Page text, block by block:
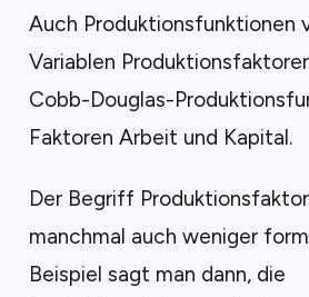
Auch Produktionsfunktionen
Variablen
Cobb-Douglas-
Faktoren Arbeit und Kapital.
Der Begriff
manchmal auch weniger
Beispiel sagt man dann, die